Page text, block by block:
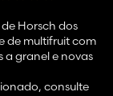
Horsch dos
de multifruit com
a granel e novas
consulte